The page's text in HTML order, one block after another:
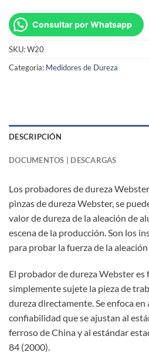
Consultar por Whatsapp
SKU:W20
Categoría: Medidores de Dureza
DESCRIPCIÓN
DOCUMENTOS | DESCARGAS
Los probadores de dureza
pinzas de dureza Webster, se
valor de dureza de la aleación de
escena de la producción. Son los
para probar la fuerza de la
El probador de dureza Webster es
simplemente sujete la pieza de
dureza directamente. Se enfoca
confiabilidad que se ajustan al
ferroso de China y al estándar
84 (2000).